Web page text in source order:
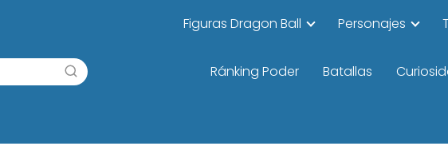
Figuras Dragon Ball Personajes
Ránking Poder Batallas